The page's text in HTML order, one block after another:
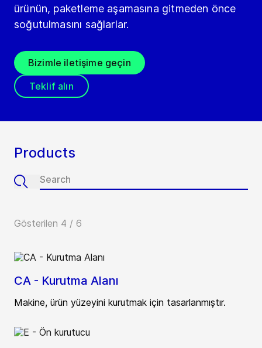
ürünün, paketleme aşamasına gitmeden önce
soğutulmasını sağlarlar.
Bizimle iletişime geçin
Teklif alın
Products
Gösterilen 4 / 6
CA - Kurutma Alanı
Makine, ürün yüzeyini kurutmak için tasarlanmıştır.